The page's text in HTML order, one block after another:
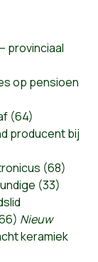
provinciaal
op pensioen
(64)
producent bij
(68)
(33)
Nieuw
keramiek